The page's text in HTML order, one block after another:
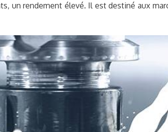
rendement élevé. Il est destiné aux